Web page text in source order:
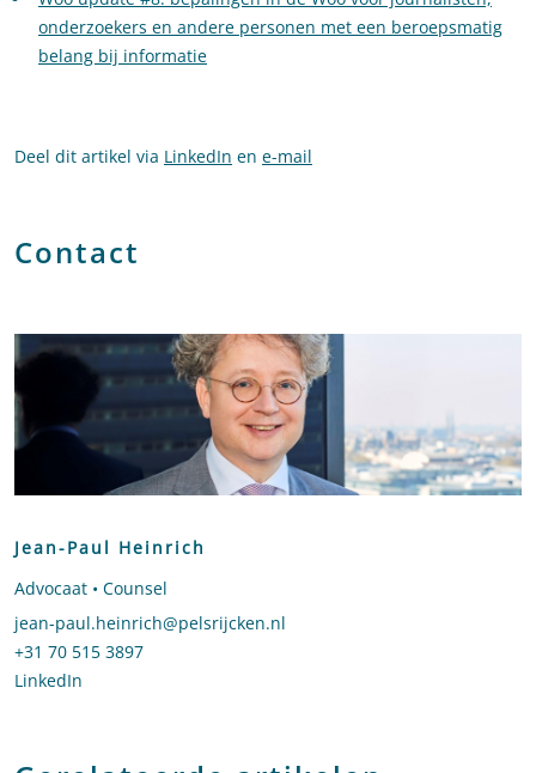
onderzoekers en andere personen met een beroepsmatig
belang bij informatie
Deel dit artikel via LinkedIn en e-mail
Contact
Jean-Paul Heinrich
Advocaat • Counsel
Stuur een e-mail naar Jean-Paul Heinrich
jean-paul.heinrich@pelsrijcken.nl
Bel naar Jean-Paul Heinrich
+31 70 515 3897
LinkedIn